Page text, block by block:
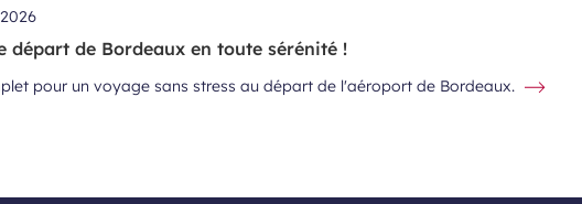
départ de Bordeaux en toute sérénité !
pour un voyage sans stress au départ de l'aéroport de Bordeaux.